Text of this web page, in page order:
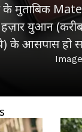
के मुताबिक
युआन
के आसपास हो